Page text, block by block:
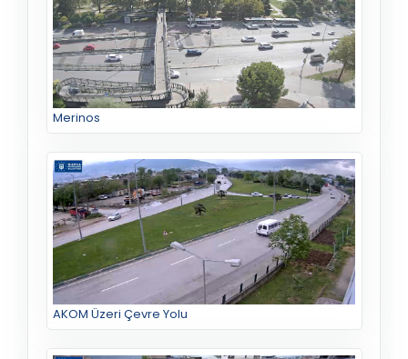
Merinos
AKOM Üzeri Çevre Yolu